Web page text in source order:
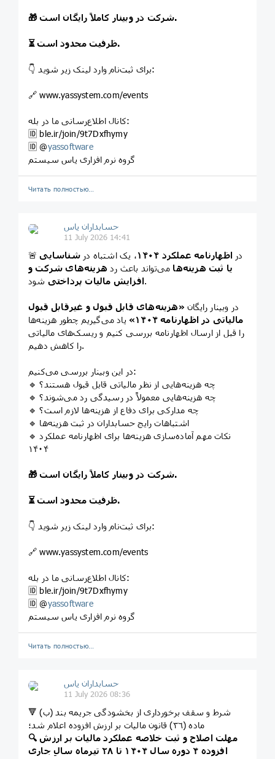
🎁 شرکت در وبینار کاملاً رایگان است.
⏳ ظرفیت محدود است.
👇 برای ثبت‌نام وارد لینک زیر شوید:
🔗 www.yassystem.com/events
کانال اطلاع‌رسانی ما در بله:
🆔️ ble.ir/join/9t7Dxfhymy
🆔️ @yassoftware
گروه نرم افزاری یاس سیستم
Читать полностью…
حسابداران یاس
11 July 2026 14:41
🚨 در اظهارنامه عملکرد ۱۴۰۴ ، یک اشتباه درشناسایی
یا ثبت هزینه‌ها می‌تواند باعث رد هزینه‌های شرکت و
افزایش مالیات پرداختیشود.
در وبینار رایگان «هزینه‌های قابل قبول و غیرقابل قبول
مالیاتی در اظهارنامه ۱۴۰۴»
یاد می‌گیریم چطور هزینه‌ها
را قبل از ارسال اظهارنامه بررسی کنیم و ریسک‌های مالیاتی
را کاهش دهیم.
در این وبینار بررسی می‌کنیم:
🔹 چه هزینه‌هایی از نظر مالیاتی قابل قبول هستند؟
🔹 چه هزینه‌هایی معمولاً در رسیدگی رد می‌شوند؟
🔹 چه مدارکی برای دفاع از هزینه‌ها لازم است؟
🔹 اشتباهات رایج حسابداران در ثبت هزینه‌ها
🔹 نکات مهم آماده‌سازی هزینه‌ها برای اظهارنامه عملکرد
۱۴۰۴
🎁 شرکت در وبینار کاملاً رایگان است.
⏳ ظرفیت محدود است.
👇 برای ثبت‌نام وارد لینک زیر شوید:
🔗 www.yassystem.com/events
کانال اطلاع‌رسانی ما در بله:
🆔️ ble.ir/join/9t7Dxfhymy
🆔 @yassoftware
گروه نرم افزاری یاس سیستم
Читать полностью…
حسابداران یاس
11 July 2026 08:36
🔻 شرط و سقف برخورداری از بخشودگی جریمه بند (ب)
ماده (٣٦) قانون مالیات بر ارزش افزوده اعلام شد؛
🔍 مهلت اصلاح و ثبت خلاصه عملکرد مالیات بر ارزش
افزوده ۴ دوره سال ۱۴۰۴ تا ۲۸ تیرماه سالِ جاری